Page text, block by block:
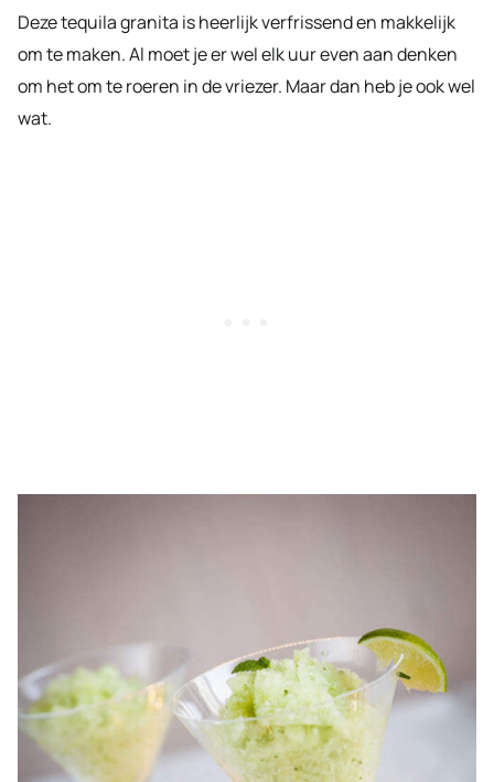
Deze tequila granita is heerlijk verfrissend en makkelijk
om te maken. Al moet je er wel elk uur even aan denken
om het om te roeren in de vriezer. Maar dan heb je ook wel
wat.